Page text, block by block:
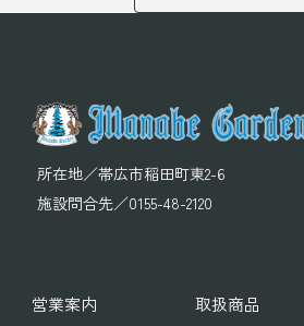
所在地／帯広市稲田町東2-6
施設問合先／0155-48-2120
営業案内 取扱商品